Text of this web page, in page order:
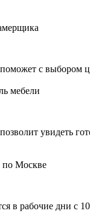
поможет с выбором
увидеть
в рабочие дни